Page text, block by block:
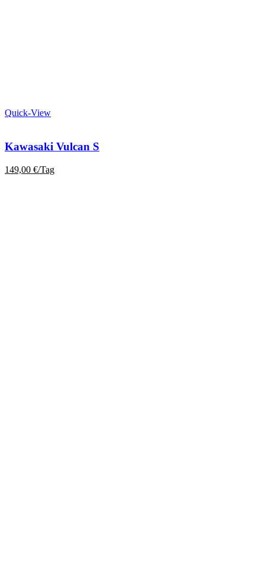
Quick-View
Kawasaki Vulcan S
149,00 €/Tag